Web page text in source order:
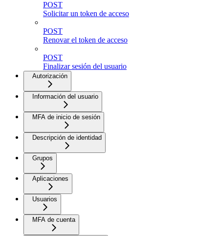
POST
Solicitar un token de acceso
POST
Renovar el token de acceso
POST
Finalizar sesión del usuario
Autorización
Información del usuario
MFA de inicio de sesión
Descripción de identidad
Grupos
Aplicaciones
Usuarios
MFA de cuenta